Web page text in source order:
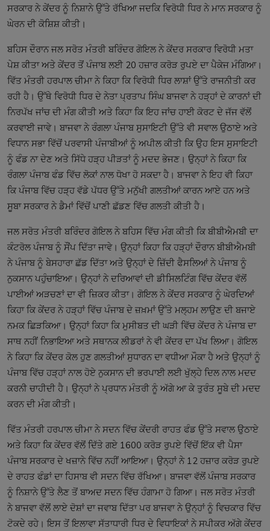
ਸਰਕਾਰ ਨੇ ਕੇਂਦਰ ਨੂੰ ਨਿਸ਼ਾਨੇ ਉੱਤੇ ਰੱਖਿਆ ਜਦਕਿ ਵਿਰੋਧੀ ਧਿਰ ਨੇ ਮਾਨ ਸਰਕਾਰ ਨੂੰ
ਘੇਰਨ ਦੀ ਕੋਸ਼ਿਸ਼ ਕੀਤੀ।
ਬਹਿਸ ਦੌਰਾਨ ਜਲ ਸਰੋਤ ਮੰਤਰੀ ਬਰਿੰਦਰ ਗੋਇਲ ਨੇ ਕੇਂਦਰ ਸਰਕਾਰ ਵਿਰੋਧੀ ਮਤਾ
ਪੇਸ਼ ਕੀਤਾ ਅਤੇ ਕੇਂਦਰ ਤੋਂ ਪੰਜਾਬ ਲਈ 20 ਹਜ਼ਾਰ ਕਰੋੜ ਰੁਪਏ ਦਾ ਪੈਕੇਜ ਮੰਗਿਆ।
ਵਿੱਤ ਮੰਤਰੀ ਹਰਪਾਲ ਚੀਮਾ ਨੇ ਕਿਹਾ ਕਿ ਵਿਰੋਧੀ ਧਿਰ ਲਾਸ਼ਾਂ ਉੱਤੇ ਰਾਜਨੀਤੀ ਕਰ
ਰਹੀ ਹੈ। ਉੱਥੇ ਵਿਰੋਧੀ ਧਿਰ ਦੇ ਨੇਤਾ ਪ੍ਰਤਾਪ ਸਿੰਘ ਬਾਜਵਾ ਨੇ ਹੜ੍ਹਾਂ ਦੇ ਕਾਰਨਾਂ ਦੀ
ਨਿਰਪੱਖ ਜਾਂਚ ਦੀ ਮੰਗ ਕੀਤੀ ਅਤੇ ਕਿਹਾ ਕਿ ਇਹ ਜਾਂਚ ਹਾਈ ਕੋਰਟ ਦੇ ਜੱਜ ਵੱਲੋਂ
ਕਰਵਾਈ ਜਾਵੇ। ਬਾਜਵਾ ਨੇ ਰੰਗਲਾ ਪੰਜਾਬ ਸੁਸਾਇਟੀ ਉੱਤੇ ਵੀ ਸਵਾਲ ਉਠਾਏ ਅਤੇ
ਵਿਧਾਨ ਸਭਾ ਵਿੱਚੋਂ ਪਰਵਾਸੀ ਪੰਜਾਬੀਆਂ ਨੂੰ ਅਪੀਲ ਕੀਤੀ ਕਿ ਉਹ ਇਸ ਸੁਸਾਇਟੀ
ਨੂੰ ਫੰਡ ਨਾ ਦੇਣ ਅਤੇ ਸਿੱਧੇ ਹੜ੍ਹ ਪੀੜਤਾਂ ਨੂੰ ਮਦਦ ਭੇਜਣ। ਉਨ੍ਹਾਂ ਨੇ ਕਿਹਾ ਕਿ
ਰੰਗਲਾ ਪੰਜਾਬ ਫੰਡ ਵਿੱਚ ਲੋਕਾਂ ਨਾਲ ਧੋਖਾ ਹੋ ਸਕਦਾ ਹੈ। ਬਾਜਵਾ ਨੇ ਇਹ ਵੀ ਕਿਹਾ
ਕਿ ਪੰਜਾਬ ਵਿੱਚ ਹੜ੍ਹ ਵੱਡੇ ਪੱਧਰ ਉੱਤੇ ਮਨੁੱਖੀ ਗਲਤੀਆਂ ਕਾਰਨ ਆਏ ਹਨ ਅਤੇ
ਸੂਬਾ ਸਰਕਾਰ ਨੇ ਡੈਮਾਂ ਵਿੱਚੋਂ ਪਾਣੀ ਛੱਡਣ ਵਿੱਚ ਗਲਤੀ ਕੀਤੀ ਹੈ।
ਜਲ ਸਰੋਤ ਮੰਤਰੀ ਬਰਿੰਦਰ ਗੋਇਲ ਨੇ ਬਹਿਸ ਵਿੱਚ ਮੰਗ ਕੀਤੀ ਕਿ ਬੀਬੀਐਮਬੀ ਦਾ
ਕੰਟਰੋਲ ਪੰਜਾਬ ਨੂੰ ਸੌਂਪ ਦਿੱਤਾ ਜਾਵੇ। ਉਨ੍ਹਾਂ ਕਿਹਾ ਕਿ ਹੜ੍ਹਾਂ ਦੌਰਾਨ ਬੀਬੀਐਮਬੀ
ਨੇ ਪੰਜਾਬ ਨੂੰ ਬੇਸਹਾਰਾ ਛੱਡ ਦਿੱਤਾ ਅਤੇ ਉਨ੍ਹਾਂ ਦੇ ਜ਼ਿੱਦੀ ਫੈਸਲਿਆਂ ਨੇ ਪੰਜਾਬ ਨੂੰ
ਨੁਕਸਾਨ ਪਹੁੰਚਾਇਆ। ਉਨ੍ਹਾਂ ਨੇ ਦਰਿਆਵਾਂ ਦੀ ਡੀਸਿਲਟਿੰਗ ਵਿੱਚ ਕੇਂਦਰ ਵੱਲੋਂ
ਪਾਈਆਂ ਅੜਚਣਾਂ ਦਾ ਵੀ ਜ਼ਿਕਰ ਕੀਤਾ। ਗੋਇਲ ਨੇ ਕੇਂਦਰ ਸਰਕਾਰ ਨੂੰ ਘੇਰਦਿਆਂ
ਕਿਹਾ ਕਿ ਕੇਂਦਰ ਨੇ ਹੜ੍ਹਾਂ ਵਿੱਚ ਪੰਜਾਬ ਦੇ ਜ਼ਖ਼ਮਾਂ ਉੱਤੇ ਮਲ੍ਹਮ ਲਾਉਣ ਦੀ ਬਜਾਏ
ਨਮਕ ਛਿੜਕਿਆ। ਉਨ੍ਹਾਂ ਕਿਹਾ ਕਿ ਮੁਸੀਬਤ ਦੀ ਘੜੀ ਵਿੱਚ ਕੇਂਦਰ ਨੇ ਪੰਜਾਬ ਦਾ
ਸਾਥ ਨਹੀਂ ਨਿਭਾਇਆ ਅਤੇ ਸਥਾਨਕ ਲੀਡਰਾਂ ਨੇ ਵੀ ਕੇਂਦਰ ਦਾ ਪੱਖ ਲਿਆ। ਗੋਇਲ
ਨੇ ਕਿਹਾ ਕਿ ਕੇਂਦਰ ਕੋਲ ਹੁਣ ਗਲਤੀਆਂ ਸੁਧਾਰਨ ਦਾ ਵਧੀਆ ਮੌਕਾ ਹੈ ਅਤੇ ਉਨ੍ਹਾਂ ਨੂੰ
ਪੰਜਾਬ ਵਿੱਚ ਹੜ੍ਹਾਂ ਨਾਲ ਹੋਏ ਨੁਕਸਾਨ ਦੀ ਭਰਪਾਈ ਲਈ ਖੁੱਲ੍ਹੇ ਦਿਲ ਨਾਲ ਮਦਦ
ਕਰਨੀ ਚਾਹੀਦੀ ਹੈ। ਉਨ੍ਹਾਂ ਨੇ ਪ੍ਰਧਾਨ ਮੰਤਰੀ ਨੂੰ ਅੱਗੇ ਆ ਕੇ ਤੁਰੰਤ ਸੂਬੇ ਦੀ ਮਦਦ
ਕਰਨ ਦੀ ਮੰਗ ਕੀਤੀ।
ਵਿੱਤ ਮੰਤਰੀ ਹਰਪਾਲ ਚੀਮਾ ਨੇ ਸਦਨ ਵਿੱਚ ਕੇਂਦਰੀ ਰਾਹਤ ਫੰਡ ਉੱਤੇ ਸਵਾਲ ਉਠਾਏ
ਅਤੇ ਕਿਹਾ ਕਿ ਕੇਂਦਰ ਵੱਲੋਂ ਦਿੱਤੇ ਗਏ 1600 ਕਰੋੜ ਰੁਪਏ ਵਿੱਚੋਂ ਇੱਕ ਵੀ ਪੈਸਾ
ਪੰਜਾਬ ਸਰਕਾਰ ਦੇ ਖਜ਼ਾਨੇ ਵਿੱਚ ਨਹੀਂ ਆਇਆ। ਉਨ੍ਹਾਂ ਨੇ 12 ਹਜ਼ਾਰ ਕਰੋੜ ਰੁਪਏ
ਦੇ ਰਾਹਤ ਫੰਡਾਂ ਦਾ ਹਿਸਾਬ ਵੀ ਸਦਨ ਵਿੱਚ ਰੱਖਿਆ। ਬਾਜਵਾ ਵੱਲੋਂ ਪੰਜਾਬ ਸਰਕਾਰ
ਨੂੰ ਨਿਸ਼ਾਨੇ ਉੱਤੇ ਲੈਣ ਤੋਂ ਬਾਅਦ ਸਦਨ ਵਿੱਚ ਹੰਗਾਮਾ ਹੋ ਗਿਆ। ਜਲ ਸਰੋਤ ਮੰਤਰੀ
ਨੇ ਬਾਜਵਾ ਵੱਲੋਂ ਲਾਏ ਦੋਸ਼ਾਂ ਦਾ ਜਵਾਬ ਦਿੱਤਾ ਪਰ ਬਾਜਵਾ ਨੇ ਉਨ੍ਹਾਂ ਨੂੰ ਵਿਚਕਾਰ ਵਿੱਚ
ਟੋਕਦੇ ਰਹੇ। ਇਸ ਤੋਂ ਇਲਾਵਾ ਸੱਤਾਧਾਰੀ ਧਿਰ ਦੇ ਵਿਧਾਇਕਾਂ ਨੇ ਸਪੀਕਰ ਅੱਗੇ ਕੇਂਦਰ